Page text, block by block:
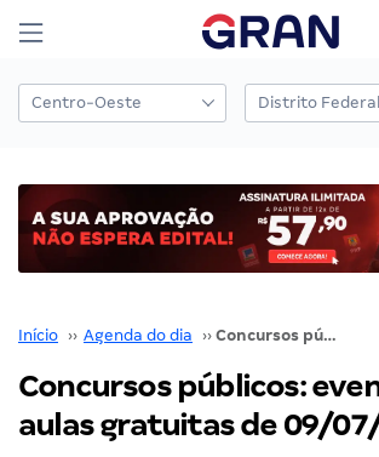
Início ›› Agenda do dia ›› Concursos públicos: eventos e aulas gratuitas de 09/07/2025!
Concursos públicos:
aulas gratuitas de 09/